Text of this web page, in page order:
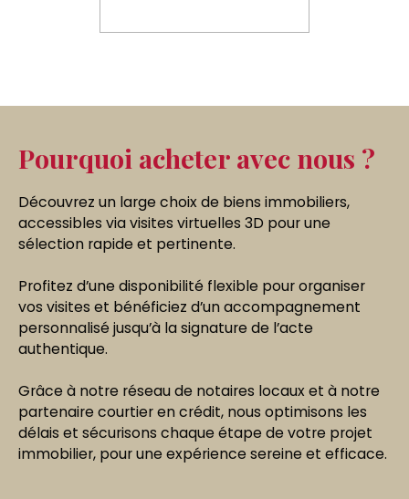
Pourquoi acheter avec nous ?
Découvrez un large choix de biens immobiliers,
accessibles viavisites virtuelles 3D pour une
sélection rapide et pertinente.
Profitez d’unedisponibilité flexible pour organiser
vos visites et bénéficiez d’un accompagnement
personnalisé jusqu’à la signature de l’acte
authentique.
Grâce à notre réseau de notaires locaux et à notre
partenaire courtier en crédit, nous optimisons les
délais et sécurisons chaque étape de votre projet
immobilier, pour une expérience sereine et efficace.